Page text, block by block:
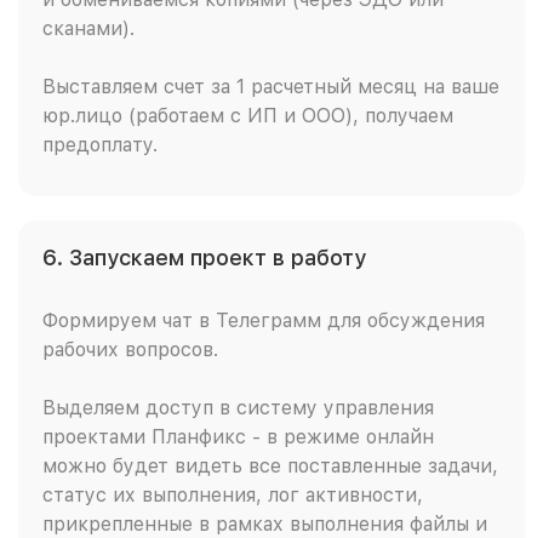
сканами).
Выставляем счет за 1 расчетный месяц на ваше
юр.лицо (работаем с ИП и ООО), получаем
предоплату.
6. Запускаем проект в работу
Формируем чат в Телеграмм для обсуждения
рабочих вопросов.
Выделяем доступ в систему управления
проектами Планфикс - в режиме онлайн
можно будет видеть все поставленные задачи,
статус их выполнения, лог активности,
прикрепленные в рамках выполнения файлы и